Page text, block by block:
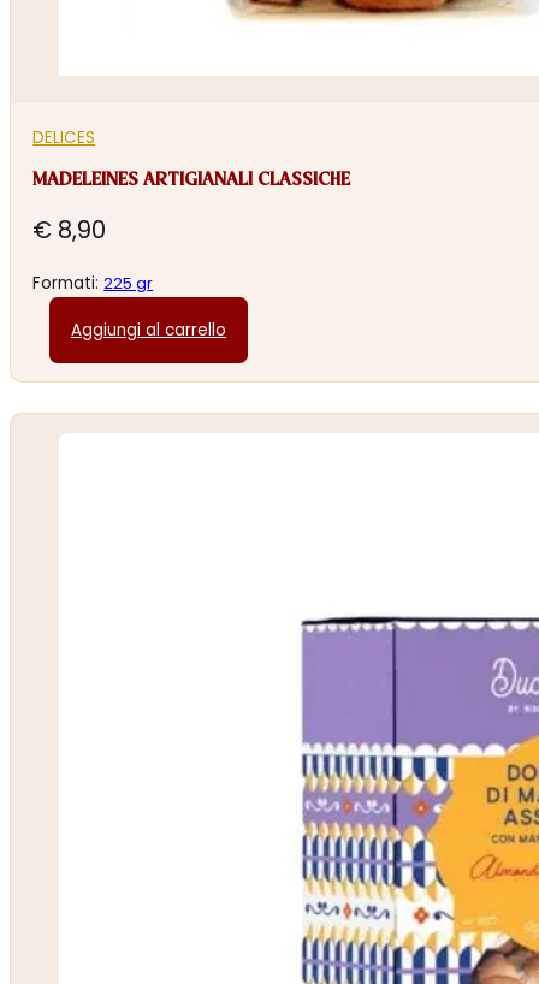
DELICES
MADELEINES ARTIGIANALI CLASSICHE
€ 8,90
Formati:225 gr
Aggiungi al carrello